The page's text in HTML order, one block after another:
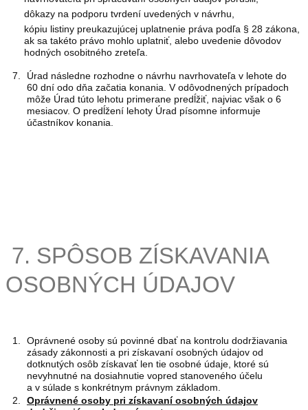
dôkazy na podporu tvrdení uvedených v návrhu,
kópiu listiny preukazujúcej uplatnenie práva podľa § 28 zákona,
ak sa takéto právo mohlo uplatniť, alebo uvedenie dôvodov
hodných osobitného zreteľa.
Úrad následne rozhodne o návrhu navrhovateľa v lehote do
60 dní odo dňa začatia konania. V odôvodnených prípadoch
môže Úrad túto lehotu primerane predĺžiť, najviac však o 6
mesiacov. O predĺžení lehoty Úrad písomne informuje
účastníkov konania.
7. SPÔSOB ZÍSKAVANIA
OSOBNÝCH ÚDAJOV
Oprávnené osoby sú povinné dbať na kontrolu dodržiavania
zásady zákonnosti a pri získavaní osobných údajov od
dotknutých osôb získavať len tie osobné údaje, ktoré sú
nevyhnutné na dosiahnutie vopred stanoveného účelu
a v súlade s konkrétnym právnym základom.
Oprávnené osoby pri získavaní osobných údajov